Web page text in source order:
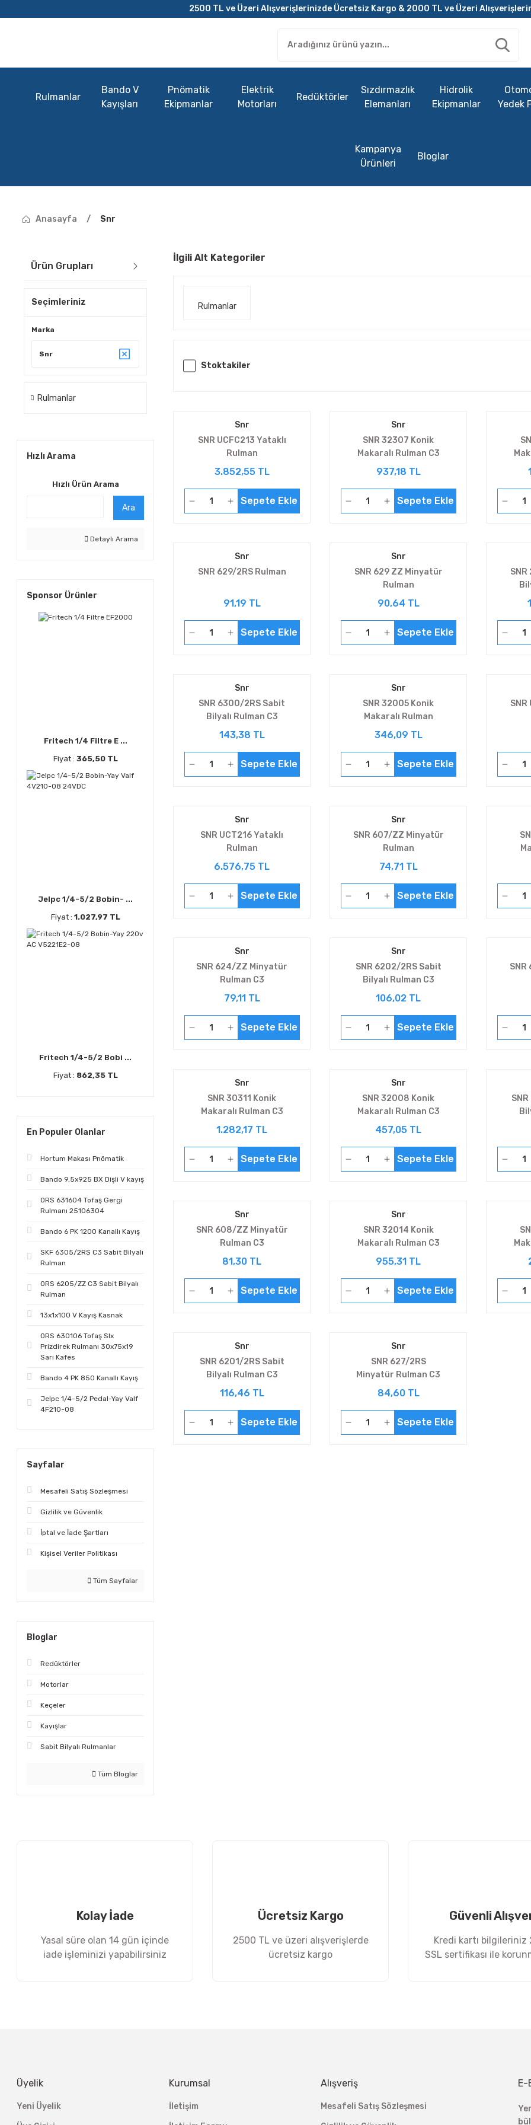
2500 TL ve Üzeri Alışverişlerinizde Ücretsiz Kargo & 2000 TL ve Üzeri
Rulmanlar
Bando V
Kayışları
Pnömatik
Ekipmanlar
Elektrik
Motorları
Redüktörler
Sızdırmazlık
Elemanları
Hidrolik
Ekipmanlar
Yedek
Kampanya
Ürünleri
Bloglar
Anasayfa Snr
Ürün Grupları
Seçimleriniz
Marka
Snr
Rulmanlar
Hızlı Arama
Hızlı Ürün Arama
Ara
Detaylı Arama
Sponsor Ürünler
Fritech 1/4 Filtre E ...
Fiyat : 365,50 TL
Jelpc 1/4-5/2 Bobin- ...
Fiyat : 1.027,97 TL
Fritech 1/4-5/2 Bobi ...
Fiyat : 862,35 TL
En Populer Olanlar
Hortum Makası Pnömatik
Bando 9,5x925 BX Dişli V kayış
ORS 631604 Tofaş Gergi
Rulmanı 25106304
Bando 6 PK 1200 Kanallı Kayış
SKF 6305/2RS C3 Sabit Bilyalı
Rulman
ORS 6205/ZZ C3 Sabit Bilyalı
Rulman
13x1x100 V Kayış Kasnak
ORS 630106 Tofaş Slx
Prizdirek Rulmanı 30x75x19
Sarı Kafes
Bando 4 PK 850 Kanallı Kayış
Jelpc 1/4-5/2 Pedal-Yay Valf
4F210-08
Sayfalar
Mesafeli Satış Sözleşmesi
Gizlilik ve Güvenlik
İptal ve İade Şartları
Kişisel Veriler Politikası
Tüm Sayfalar
Bloglar
Redüktörler
Motorlar
Keçeler
Kayışlar
Sabit Bilyalı Rulmanlar
Tüm Bloglar
İlgili Alt Kategoriler
Rulmanlar
Stoktakiler
Snr
SNR UCFC213 Yataklı
Rulman
3.852,55 TL
Sepete Ekle
Snr
SNR 32307 Konik
Makaralı Rulman C3
937,18 TL
Sepete Ekle
Snr
SNR 629/2RS Rulman
91,19 TL
Sepete Ekle
Snr
SNR 629 ZZ Minyatür
Rulman
90,64 TL
Sepete Ekle
Snr
SNR 6300/2RS Sabit
Bilyalı Rulman C3
143,38 TL
Sepete Ekle
Snr
SNR 32005 Konik
Makaralı Rulman
346,09 TL
Sepete Ekle
SNR
Snr
SNR UCT216 Yataklı
Rulman
6.576,75 TL
Sepete Ekle
Snr
SNR 607/ZZ Minyatür
Rulman
74,71 TL
Sepete Ekle
Snr
SNR 624/ZZ Minyatür
Rulman C3
79,11 TL
Sepete Ekle
Snr
SNR 6202/2RS Sabit
Bilyalı Rulman C3
106,02 TL
Sepete Ekle
Snr
SNR 30311 Konik
Makaralı Rulman C3
1.282,17 TL
Sepete Ekle
Snr
SNR 32008 Konik
Makaralı Rulman C3
457,05 TL
Sepete Ekle
Snr
SNR 608/ZZ Minyatür
Rulman C3
81,30 TL
Sepete Ekle
Snr
SNR 32014 Konik
Makaralı Rulman C3
955,31 TL
Sepete Ekle
Snr
SNR 6201/2RS Sabit
Bilyalı Rulman C3
116,46 TL
Sepete Ekle
Snr
SNR 627/2RS
Minyatür Rulman C3
84,60 TL
Sepete Ekle
Kolay İade
Yasal süre olan 14 gün içinde
iade işleminizi yapabilirsiniz
Ücretsiz Kargo
2500 TL ve üzeri alışverişlerde
ücretsiz kargo
Güvenli
Kredi kartı bilgileriniz
SSL sertifikası ile
Üyelik
Yeni Üyelik
Kurumsal
İletişim
Alışveriş
Mesafeli Satış Sözleşmesi
E-